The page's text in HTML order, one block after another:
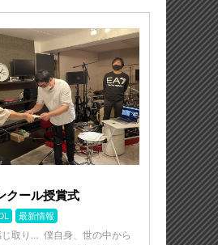
クール授賞式
最新情報
じ取り… 僕自身、世の中から